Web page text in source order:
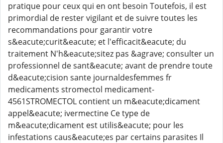
pratique pour ceux qui en ont besoin Toutefois, il est
primordial de rester vigilant et de suivre toutes les
recommandations pour garantir votre
s&eacute;curit&eacute; et l'efficacit&eacute; du
traitement N'h&eacute;sitez pas &agrave; consulter un
professionnel de sant&eacute; avant de prendre toute
d&eacute;cision sante journaldesfemmes fr
medicaments stromectol medicament-
4561STROMECTOL contient un m&eacute;dicament
appel&eacute; ivermectine Ce type de
m&eacute;dicament est utilis&eacute; pour les
infestations caus&eacute;es par certains parasites Il